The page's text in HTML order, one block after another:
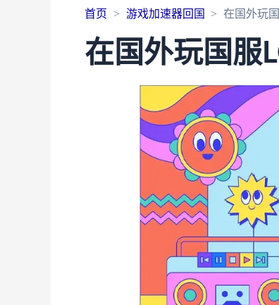
首页 游戏加速器回国 在国外玩
在国外玩国服